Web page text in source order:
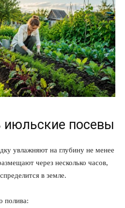
июльские посевы
увлажняют на глубину не менее
через несколько часов,
в земле.
полива: